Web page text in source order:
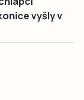
vyšly v